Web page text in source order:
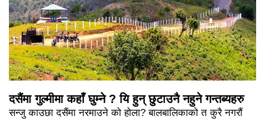
दसैंमा गुल्मीमा कहाँ घुम्ने ? यि हुन् छुटाउनै नहुने गन्तब्यहरु
सन्जु काउछा दसैंमा नरमाउने को होला? बालबालिकाको त कुरै नगरौं